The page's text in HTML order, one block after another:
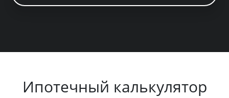
Ипотечный калькулятор